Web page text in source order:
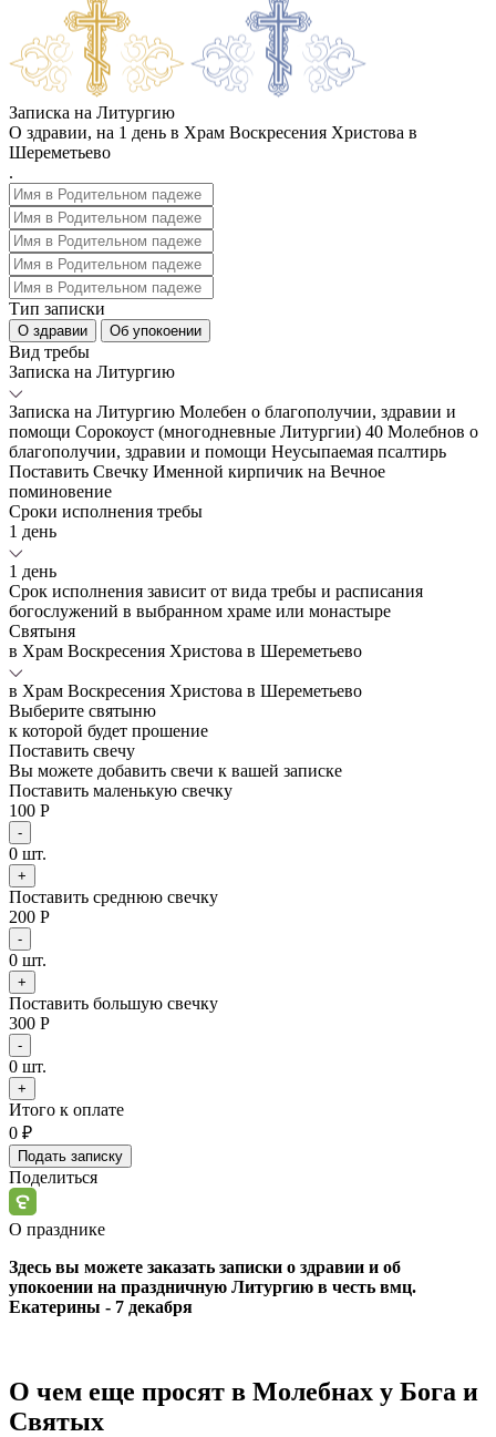
Записка на Литургию
О здравии, на 1 день в Храм Воскресения Христова в
Шереметьево
.
Тип записки
О здравии Об упокоении
Вид требы
Записка на Литургию
Записка на Литургию Молебен о благополучии, здравии и
помощи Сорокоуст (многодневные Литургии) 40 Молебнов о
благополучии, здравии и помощи Неусыпаемая псалтирь
Поставить Свечку Именной кирпичик на Вечное
поминовение
Сроки исполнения требы
1 день
1 день
Срок исполнения зависит от вида требы и расписания
богослужений в выбранном храме или монастыре
Святыня
в Храм Воскресения Христова в Шереметьево
в Храм Воскресения Христова в Шереметьево
Выберите святыню
к которой будет прошение
Поставить свечу
Вы можете добавить свечи к вашей записке
Поставить маленькую свечку
100 Р
-
0 шт.
+
Поставить среднюю свечку
200 Р
-
0 шт.
+
Поставить большую свечку
300 Р
-
0 шт.
+
Итого к оплате
0 ₽
Подать записку
Поделиться
О празднике
Здесь вы можете заказать записки о здравии и об
упокоении на праздничную Литургию в честь вмц.
Екатерины - 7 декабря
О чем еще просят в Молебнах у Бога и
Святых